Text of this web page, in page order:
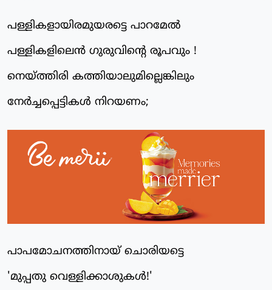
പള്ളികളായിരമുയരട്ടെ പാറമേല്‍
പള്ളികളിലെന്‍ ഗുരുവിന്റെ രൂപവും !
നെയ്ത്തിരി കത്തിയാലുമില്ലെങ്കിലും
നേര്‍ച്ചപ്പെട്ടികള്‍ നിറയണം;
പാപമോചനത്തിനായ് ചൊരിയട്ടെ
'മുപ്പതു വെള്ളിക്കാശുകള്‍!'